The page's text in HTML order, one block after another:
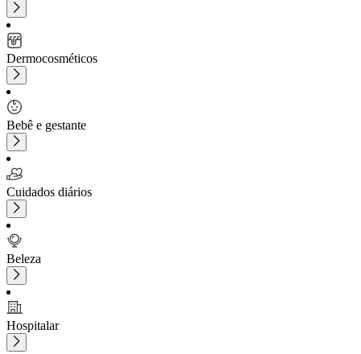
Dermocosméticos
Bebê e gestante
Cuidados diários
Beleza
Hospitalar